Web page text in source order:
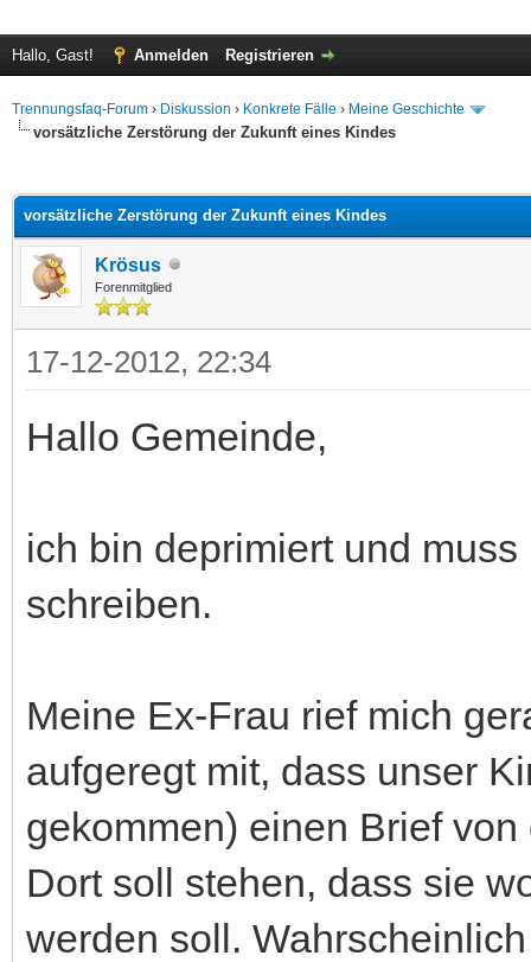
Hallo, Gast! Anmelden Registrieren
Trennungsfaq-Forum › Diskussion › Konkrete Fälle › Meine Geschichte
vorsätzliche Zerstörung der Zukunft eines Kindes
vorsätzliche Zerstörung der Zukunft eines Kindes
Krösus
Forenmitglied
17-12-2012, 22:34
Hallo Gemeinde,
ich bin deprimiert und
schreiben.
Meine Ex-Frau rief mich
aufgeregt mit, dass unser
gekommen) einen Brief
Dort soll stehen, dass sie
werden soll.